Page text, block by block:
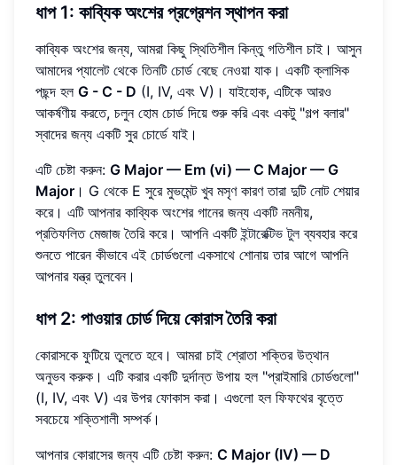
ধাপ 1: কাব্যিক অংশের প্রগ্রেশন স্থাপন করা
কাব্যিক অংশের জন্য, আমরা কিছু স্থিতিশীল কিন্তু গতিশীল চাই। আসুন
আমাদের প্যালেট থেকে তিনটি চোর্ড বেছে নেওয়া যাক। একটি ক্লাসিক
পছন্দ হল G - C - D (I, IV, এবং V)। যাইহোক, এটিকে আরও
আকর্ষণীয় করতে, চলুন হোম চোর্ড দিয়ে শুরু করি এবং একটু "গল্প বলার"
স্বাদের জন্য একটি সুর চোর্ডে যাই।
এটি চেষ্টা করুন: G Major — Em (vi) — C Major — G
Major । G থেকে E সুরে মুভমেন্ট খুব মসৃণ কারণ তারা দুটি নোট শেয়ার
করে। এটি আপনার কাব্যিক অংশের গানের জন্য একটি নমনীয়,
প্রতিফলিত মেজাজ তৈরি করে। আপনি একটিইন্টারেক্টিভ টুলব্যবহার করে
শুনতে পারেন কীভাবে এই চোর্ডগুলো একসাথে শোনায় তার আগে আপনি
আপনার যন্ত্র তুলবেন।
ধাপ 2: পাওয়ার চোর্ড দিয়ে কোরাস তৈরি করা
কোরাসকে ফুটিয়ে তুলতে হবে। আমরা চাই শ্রোতা শক্তির উত্থান
অনুভব করুক। এটি করার একটি দুর্দান্ত উপায় হল "প্রাইমারি চোর্ডগুলো"
(I, IV, এবং V) এর উপর ফোকাস করা। এগুলো হল ফিফথের বৃত্তে
সবচেয়ে শক্তিশালী সম্পর্ক।
আপনার কোরাসের জন্য এটি চেষ্টা করুন: C Major (IV) — D